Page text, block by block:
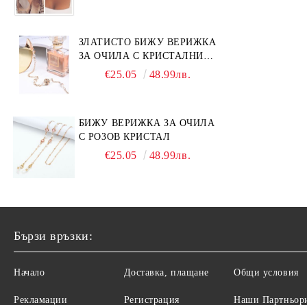
ЗЛАТИСТО БИЖУ ВЕРИЖКА
ЗА ОЧИЛА С КРИСТАЛНИ
КАМЪНИ И ПЕРЛИ
€25.05 48.99лв.
БИЖУ ВЕРИЖКА ЗА ОЧИЛА
С РОЗОВ КРИСТАЛ
€25.05 48.99лв.
Бързи връзки:
Начало
Рекламации
Доставка, плащане
Регистрация
Общи условия
Наши